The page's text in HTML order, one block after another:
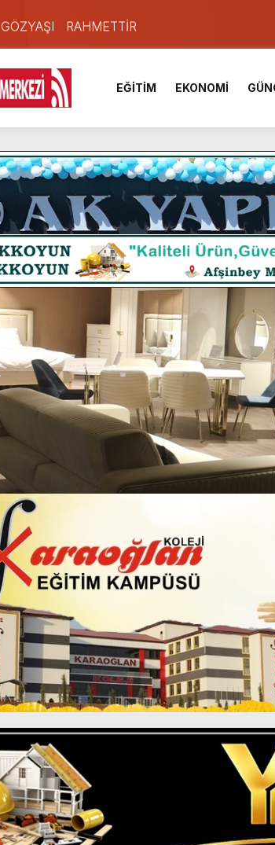
GÖZYAŞI RAHMETTİR
Afşin Sağlık Yüksek Okulu ve Meslek Yüksek
Onikişubat Belediyesi’nin Üniversite Hazırlık
Uluslararası Bisiklet Yarışması’nda En Zorlu Etap
NOTER ONAYLI TYP LİSTESİ YAYINLANDI.
KAFUM Fuar Alanı Bulut ve Yavuz’un
Afşinli bir hemşehrimizin de olduğu Filistin
Madrigal, Perşembe Günü KAFUM’da Sahne
KEDİNİZ Mİ VAR?
İklim Dirençli Tarım İçin Güç Birliği.
EĞİTİM EKONOMİ